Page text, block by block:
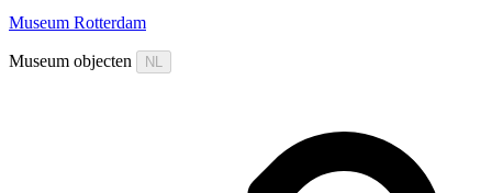
Museum Rotterdam
Museum objecten NL